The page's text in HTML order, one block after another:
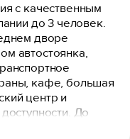
с качественным
до 3 человек.
дворе
автостоянка,
кафе, большая
центр и
До